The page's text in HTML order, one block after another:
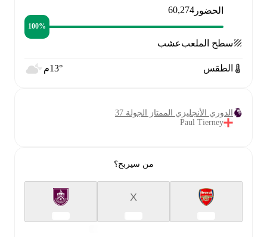
الحضور60,274
100‎%‎
سطح الملعبعشب
الطقس
الدوري الأنجليزي الممتاز الجولة 37
Paul Tierney
من سيربح؟